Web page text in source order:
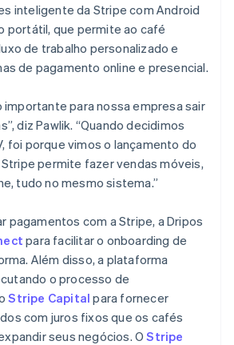
inteligente da Stripe com Android
portátil, que permite ao café
de trabalho personalizado e
de pagamento online e presencial.
importante para nossa empresa sair
diz Pawlik. “Quando decidimos
foi porque vimos o lançamento do
permite fazer vendas móveis,
tudo no mesmo sistema.”
pagamentos com a Stripe, a Dripos
para facilitar o onboarding de
Além disso, a plataforma
o processo de
Stripe Capital para fornecer
com juros fixos que os cafés
seus negócios. OStripe